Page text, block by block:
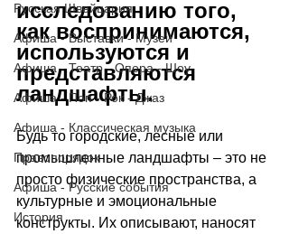
Русская Швейцария
Афиша - Выставки - Музеи
Афиша - Театр - Опера - Шоу
Афиша - Поп - Рок - Джаз
Афиша - Классическая музыка
Правопорядок
Афиша - Русские события
История
исследованию того,
как воспринимаются,
используются и
представляются
ландшафты.
Будь то городские, лесные или
промышленные ландшафты – это не
просто физические пространства, а
культурные и эмоциональные
конструкты. Их описывают, наносят